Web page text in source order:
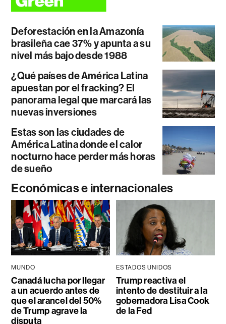
Deforestación en la Amazonía
brasileña cae 37% y apunta a su
nivel más bajo desde 1988
¿Qué países de América Latina
apuestan por el fracking? El
panorama legal que marcará las
nuevas inversiones
Estas son las ciudades de
América Latina donde el calor
nocturno hace perder más horas
de sueño
Económicas e internacionales
MUNDO
Canadá lucha por llegar
a un acuerdo antes de
que el arancel del 50%
de Trump agrave la
disputa
ESTADOS UNIDOS
Trump reactiva el
intento de destituir a la
gobernadora Lisa Cook
de la Fed